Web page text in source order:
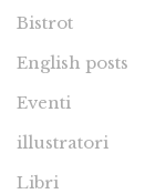
Bistrot
English posts
Eventi
illustratori
Libri